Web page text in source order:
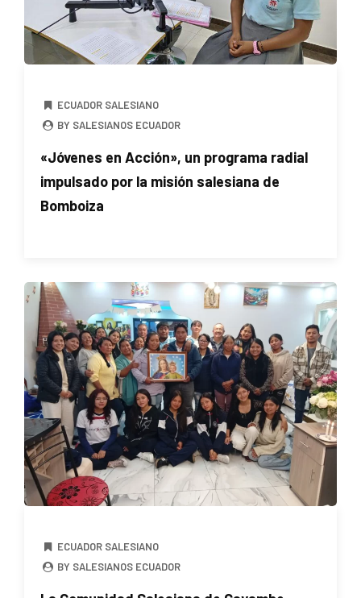
ECUADOR SALESIANO
BY SALESIANOS ECUADOR
«Jóvenes en Acción», un programa radial
impulsado por la misión salesiana de
Bomboiza
ECUADOR SALESIANO
BY SALESIANOS ECUADOR